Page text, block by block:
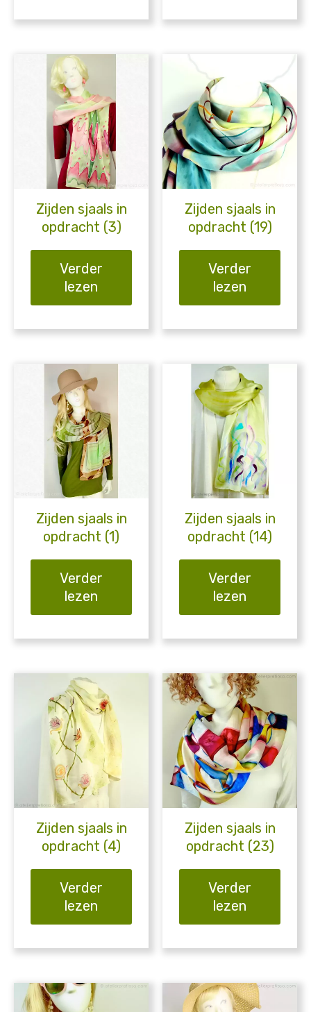
Zijden sjaals in
opdracht (3)
Verder
lezen
Zijden sjaals in
opdracht (19)
Verder
lezen
Zijden sjaals in
opdracht (1)
Verder
lezen
Zijden sjaals in
opdracht (14)
Verder
lezen
Zijden sjaals in
opdracht (4)
Verder
lezen
Zijden sjaals in
opdracht (23)
Verder
lezen